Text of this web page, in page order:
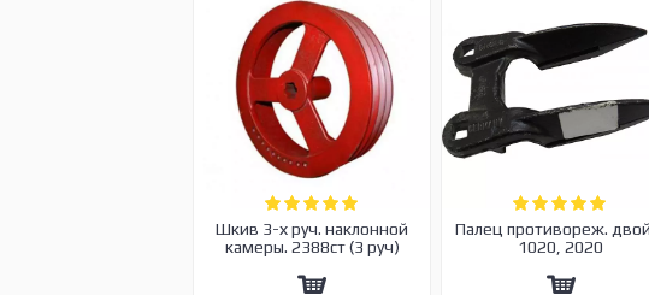
Шкив 3-х руч. наклонной
камеры. 2388ст (3 руч)
Палец противореж.
1020, 2020